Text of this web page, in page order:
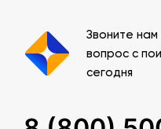
Звоните
вопрос с
сегодня